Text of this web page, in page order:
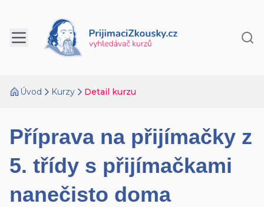
Úvod Kurzy Detail kurzu
Příprava na přijímačky z
5. třídy s přijímačkami
nanečisto doma